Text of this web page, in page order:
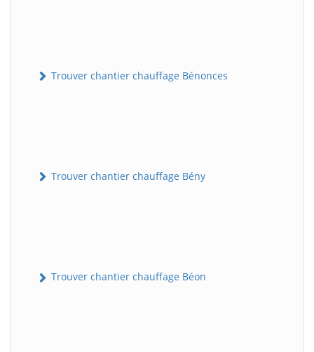
Trouver chantier chauffage Bénonces
Trouver chantier chauffage Bény
Trouver chantier chauffage Béon